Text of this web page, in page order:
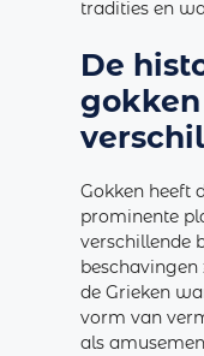
tradities en
De
Gokken heeft
prominente
verschillende
beschavingen
de Grieken
vorm van
als